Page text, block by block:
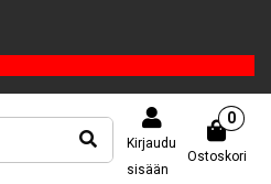
Kirjaudu
sisään
Ostoskori
0